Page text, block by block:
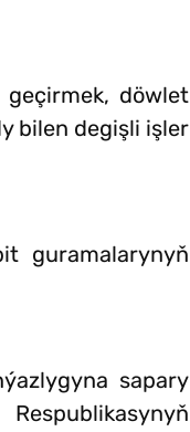
döwlet
bilen degişli işler
guramalarynyň
sapary